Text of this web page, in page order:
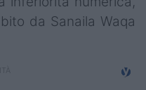
da Sanaila Waqa